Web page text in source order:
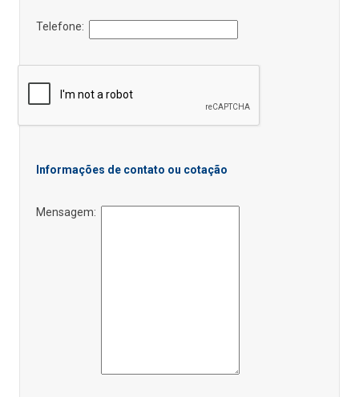
Telefone:
Informações de contato ou cotação
Mensagem: